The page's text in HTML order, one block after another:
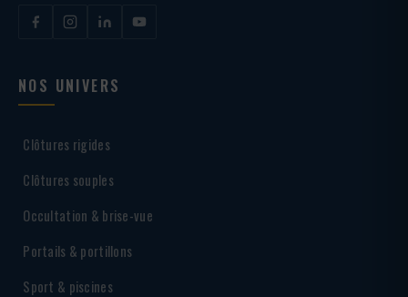
NOS UNIVERS
Clôtures rigides
Clôtures souples
Occultation & brise-vue
Portails & portillons
Sport & piscines